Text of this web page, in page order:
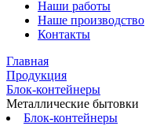
Наши работы
Наше производство
Контакты
Главная
Продукция
Блок-контейнеры
Металлические бытовки
Блок-контейнеры